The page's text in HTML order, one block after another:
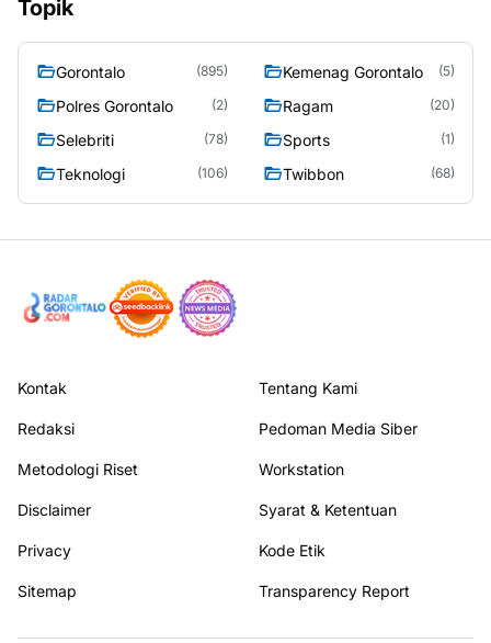
Topik
Gorontalo (895) Kemenag Gorontalo (5)
Polres Gorontalo (2) Ragam (20)
Selebriti (78) Sports (1)
Teknologi (106) Twibbon (68)
Kontak Tentang Kami
Redaksi Pedoman Media Siber
Metodologi Riset Workstation
Disclaimer Syarat & Ketentuan
Privacy Kode Etik
Sitemap Transparency Report